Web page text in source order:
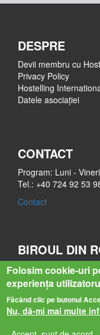
DESPRE
Devii membru cu
Privacy Policy
Hostelling
Datele asociației
CONTACT
Program: Luni -
Tel.: +40 724 92 53
Contact
BIROUL DIN
Str. Bastionului nr. 4-6
545400 Sighișoara
Mureș
Folosim cookie-uri
experiența
Făcând clic pe butonul
Nu, dă-mi mai multe